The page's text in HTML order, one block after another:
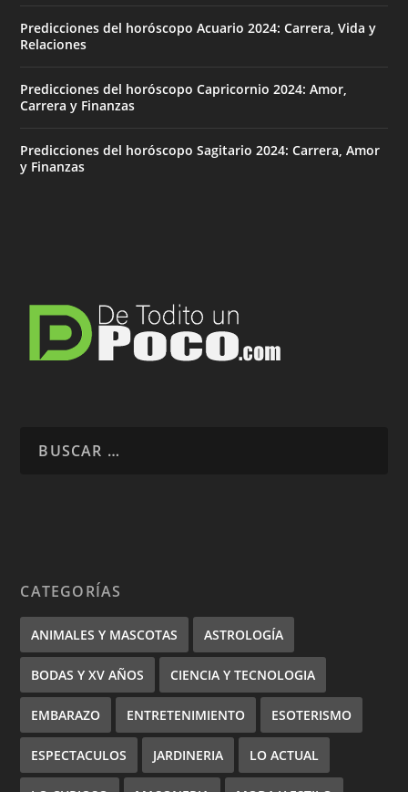
Predicciones del horóscopo Acuario 2024: Carrera, Vida y
Relaciones
Predicciones del horóscopo Capricornio 2024: Amor,
Carrera y Finanzas
Predicciones del horóscopo Sagitario 2024: Carrera, Amor
y Finanzas
CATEGORÍAS
ANIMALES Y MASCOTAS ASTROLOGÍA
BODAS Y XV AÑOS CIENCIA Y TECNOLOGIA
EMBARAZO ENTRETENIMIENTO ESOTERISMO
ESPECTACULOS JARDINERIA LO ACTUAL